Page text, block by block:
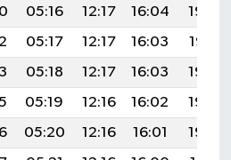
05:16 12:17 16:04
19:09
05:17 12:17 16:03
19:07
05:18 12:17 16:03
19:06
05:19 12:16 16:02
19:04
05:20 12:16 16:01
19:03